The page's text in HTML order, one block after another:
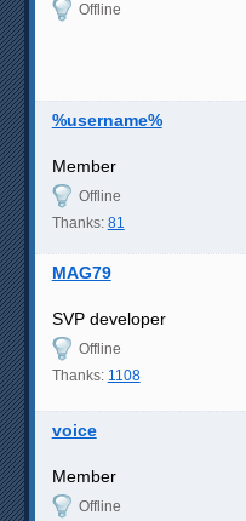
Offline
%username%
Member
Offline
Thanks: 81
MAG79
SVP developer
Offline
Thanks: 1108
voice
Member
Offline